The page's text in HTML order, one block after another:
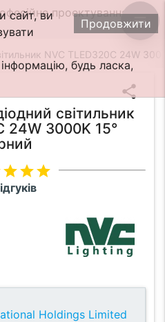
проектування
menu
NVC TLED320C 24W
share
світильник
24W 3000K 15°
starstarstar
Holdings Limited
Продовжити
сайт, ви
будь ласка,